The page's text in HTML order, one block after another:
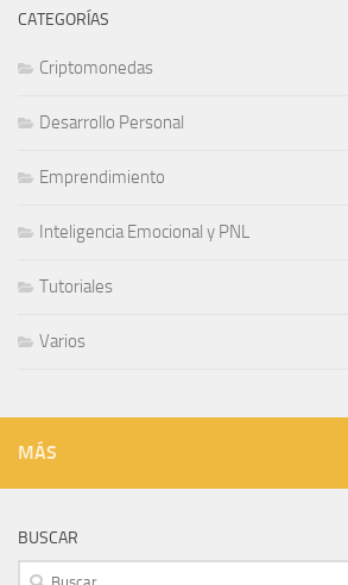
CATEGORÍAS
Criptomonedas
Desarrollo Personal
Emprendimiento
Inteligencia Emocional y PNL
Tutoriales
Varios
MÁS
BUSCAR
Buscar: